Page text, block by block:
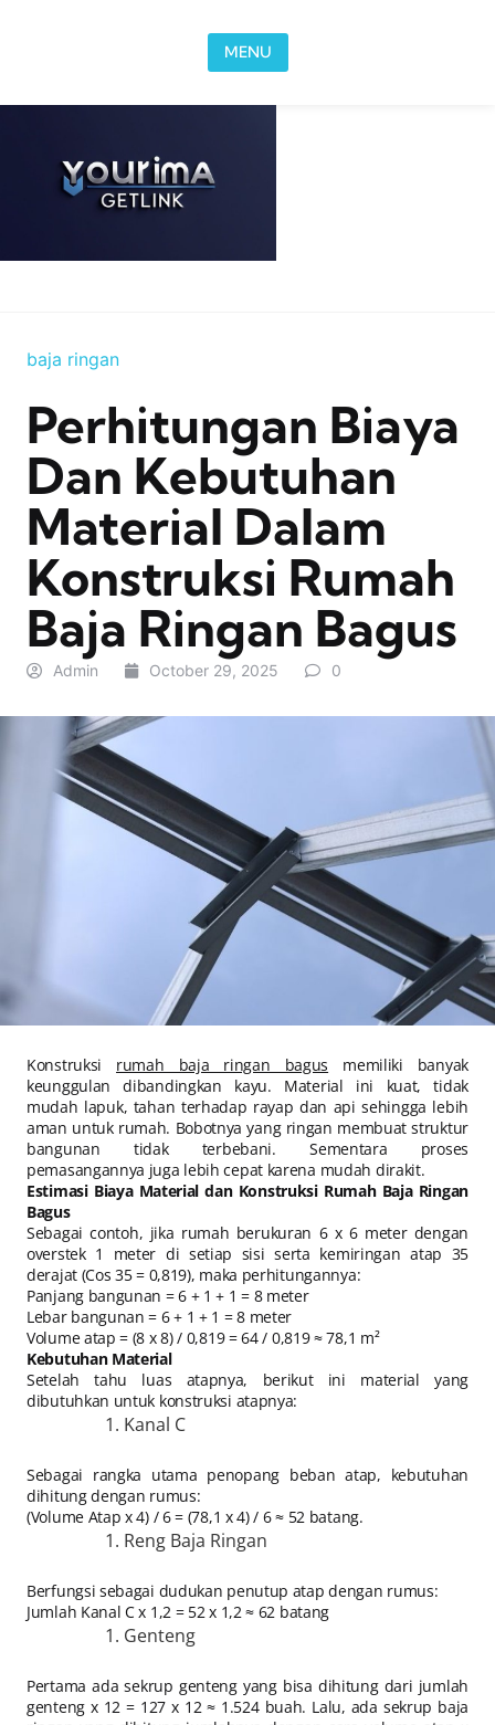
MENU
baja ringan
Perhitungan Biaya
Dan Kebutuhan
Material Dalam
Konstruksi Rumah
Baja Ringan Bagus
Admin October 29, 2025 0
Konstruksi rumah baja ringan bagus memiliki banyak
keunggulan dibandingkan kayu. Material ini kuat, tidak
mudah lapuk, tahan terhadap rayap dan api sehingga lebih
aman untuk rumah. Bobotnya yang ringan membuat struktur
bangunan tidak terbebani. Sementara proses
pemasangannya juga lebih cepat karena mudah dirakit.
Estimasi Biaya Material dan Konstruksi Rumah Baja Ringan
Bagus
Sebagai contoh, jika rumah berukuran 6 x 6 meter dengan
overstek 1 meter di setiap sisi serta kemiringan atap 35
derajat (Cos 35 = 0,819), maka perhitungannya:
Panjang bangunan = 6 + 1 + 1 = 8 meter
Lebar bangunan = 6 + 1 + 1 = 8 meter
Volume atap = (8 x 8) / 0,819 = 64 / 0,819 ≈ 78,1 m²
Kebutuhan Material
Setelah tahu luas atapnya, berikut ini material yang
dibutuhkan untuk konstruksi atapnya:
Kanal C
Sebagai rangka utama penopang beban atap, kebutuhan
dihitung dengan rumus:
(Volume Atap x 4) / 6 = (78,1 x 4) / 6 ≈ 52 batang.
Reng Baja Ringan
Berfungsi sebagai dudukan penutup atap dengan rumus:
Jumlah Kanal C x 1,2 = 52 x 1,2 ≈ 62 batang
Genteng
Pertama ada sekrup genteng yang bisa dihitung dari jumlah
genteng x 12 = 127 x 12 ≈ 1.524 buah. Lalu, ada sekrup baja